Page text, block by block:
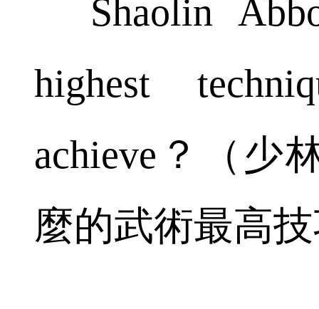
Shaolin
highest
achieve？（少
麼的武術最高